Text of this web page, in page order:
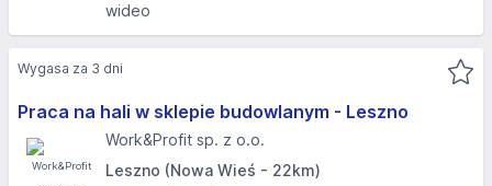
wideo
Praca na hali w sklepie budowlanym - Leszno
Work&Profit sp. z o.o.
Leszno (Nowa Wieś - 22km)
Wygasa za 3 dni